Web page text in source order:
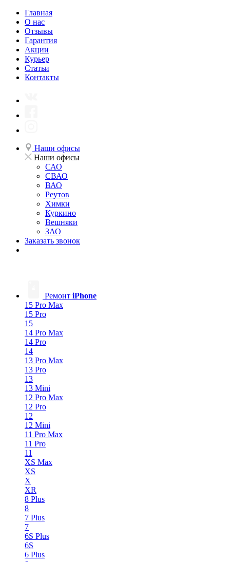
Главная
О нас
Отзывы
Гарантия
Акции
Курьер
Статьи
Контакты
Наши офисы
Наши офисы
САО
СВАО
ВАО
Реутов
Химки
Куркино
Вешняки
ЗАО
Заказать звонок
Ремонт iPhone
15 Pro Max
15 Pro
15
14 Pro Max
14 Pro
14
13 Pro Max
13 Pro
13
13 Mini
12 Pro Max
12 Pro
12
12 Mini
11 Pro Max
11 Pro
11
XS Max
XS
X
XR
8 Plus
8
7 Plus
7
6S Plus
6S
6 Plus